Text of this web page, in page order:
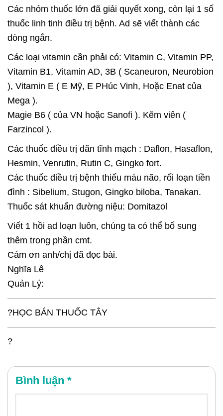
Các nhóm thuốc lớn đã giải quyết xong, còn lại 1 số
thuốc linh tinh điều trị bệnh. Ad sẽ viết thành các
dòng ngắn.
Các loại vitamin cần phải có: Vitamin C, Vitamin PP,
Vitamin B1, Vitamin AD, 3B ( Scaneuron, Neurobion
), Vitamin E ( E Mỹ, E PHúc Vinh, Hoặc Enat của
Mega ).
Magie B6 ( của VN hoặc Sanofi ). Kẽm viên (
Farzincol ).
Các thuốc điều trị dãn tĩnh mạch : Daflon, Hasaflon,
Hesmin, Venrutin, Rutin C, Gingko fort.
Các thuốc điều trị bệnh thiếu máu não, rối loạn tiền
đình : Sibelium, Stugon, Gingko biloba, Tanakan.
Thuốc sát khuẩn đường niệu: Domitazol
Viết 1 hồi ad loạn luôn, chúng ta có thể bổ sung
thêm trong phần cmt.
Cảm ơn anh/chị đã đọc bài.
Nghĩa Lê
Quản Lý:
?HỌC BÁN THUỐC TÂY
?
Bình luận *